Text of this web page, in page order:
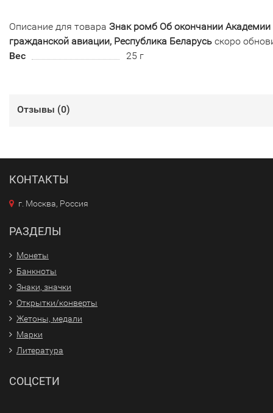
Описание для товара Знак ромб Об окончании Академии
гражданской авиации, Республика Беларусь скоро
Вес
25 г
Отзывы (0)
КОНТАКТЫ
г. Москва, Россия
РАЗДЕЛЫ
Монеты
Банкноты
Знаки, значки
Открытки/конверты
Жетоны, медали
Марки
Литература
СОЦСЕТИ